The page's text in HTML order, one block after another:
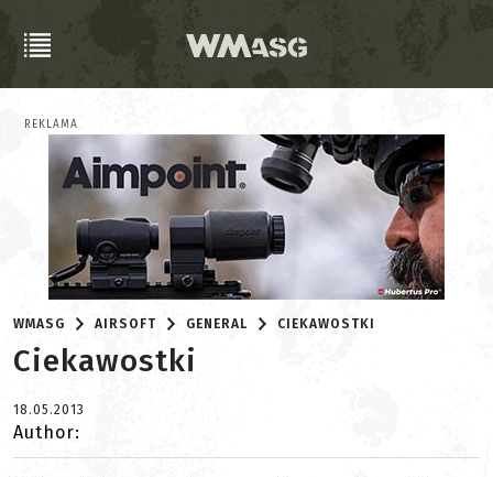
REKLAMA
WMASG AIRSOFT GENERAL CIEKAWOSTKI
Ciekawostki
18.05.2013
Author: